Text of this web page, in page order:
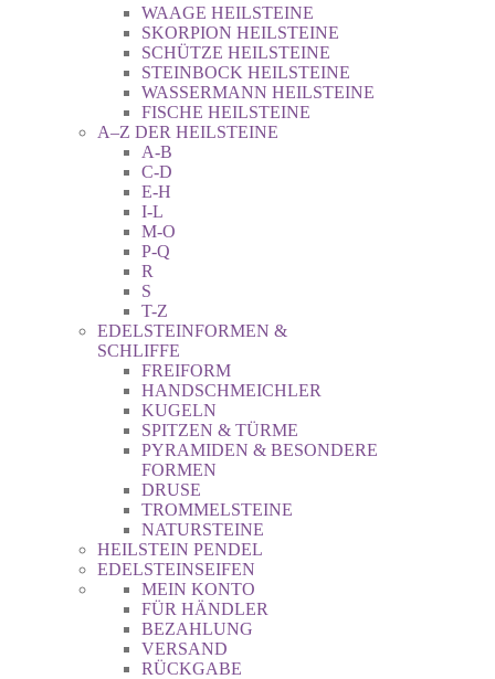
WAAGE HEILSTEINE
SKORPION HEILSTEINE
SCHÜTZE HEILSTEINE
STEINBOCK HEILSTEINE
WASSERMANN HEILSTEINE
FISCHE HEILSTEINE
A–Z DER HEILSTEINE
A-B
C-D
E-H
I-L
M-O
P-Q
R
S
T-Z
EDELSTEINFORMEN &
SCHLIFFE
FREIFORM
HANDSCHMEICHLER
KUGELN
SPITZEN & TÜRME
PYRAMIDEN & BESONDERE
FORMEN
DRUSE
TROMMELSTEINE
NATURSTEINE
HEILSTEIN PENDEL
EDELSTEINSEIFEN
MEIN KONTO
FÜR HÄNDLER
BEZAHLUNG
VERSAND
RÜCKGABE